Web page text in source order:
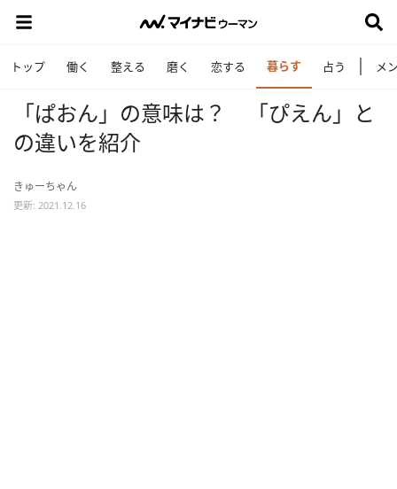
トップ 働く 整える 磨く 恋する 暮らす 占う メ
「ぱおん」の意味は？ 「ぴえん」と
の違いを紹介
きゅーちゃん
更新: 2021.12.16